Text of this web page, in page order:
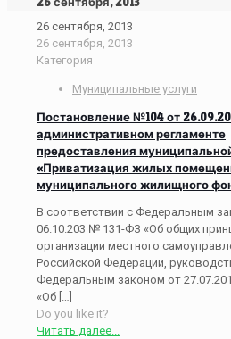
26 сентября, 2013
26 сентября, 2013
Категория
Муниципальные услуги
Постановление №104 от
административном регламенте
предоставления
«Приватизация жилых
муниципального жилищного
В соответствии с Федеральным
06.10.203 № 131-ФЗ «Об общих
организации местного
Российской Федерации,
Федеральным законом от
«Об […]
Do you like it?
Читать далее...